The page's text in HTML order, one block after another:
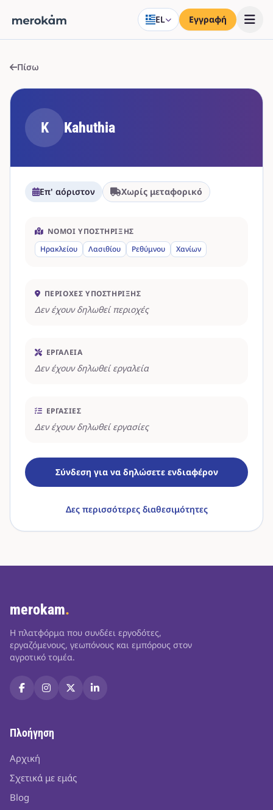
EL Εγγραφή
Πίσω
K Kahuthia
Επ' αόριστον Χωρίς μεταφορικό
ΝΟΜΟΊ ΥΠΟΣΤΉΡΙΞΗΣ
Ηρακλείου
Λασιθίου Ρεθύμνου Χανίων
ΠΕΡΙΟΧΈΣ ΥΠΟΣΤΉΡΙΞΗΣ
Δεν έχουν δηλωθεί περιοχές
ΕΡΓΑΛΕΊΑ
Δεν έχουν δηλωθεί εργαλεία
ΕΡΓΑΣΊΕΣ
Δεν έχουν δηλωθεί εργασίες
Σύνδεση για να δηλώσετε ενδιαφέρον
Δες περισσότερες διαθεσιμότητες
merokam.
Η πλατφόρμα που συνδέει εργοδότες,
εργαζόμενους, γεωπόνους και εμπόρους στον
αγροτικό τομέα.
Πλοήγηση
Αρχική
Σχετικά με εμάς
Blog